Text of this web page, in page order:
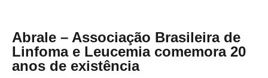
Abrale – Associação Brasileira de
Linfoma e Leucemia comemora 20
anos de existência